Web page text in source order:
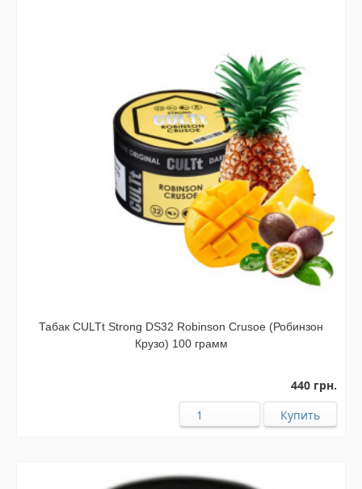
Табак CULTt Strong DS32 Robinson Crusoe (Робинзон
Крузо) 100 грамм
440 грн.